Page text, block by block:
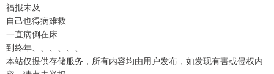
福报未及
自己也得病难救
一直病倒在床
到终年、、、、、、
本站仅提供存储服务，所有内容均由用户发布，如发现有害或侵权内